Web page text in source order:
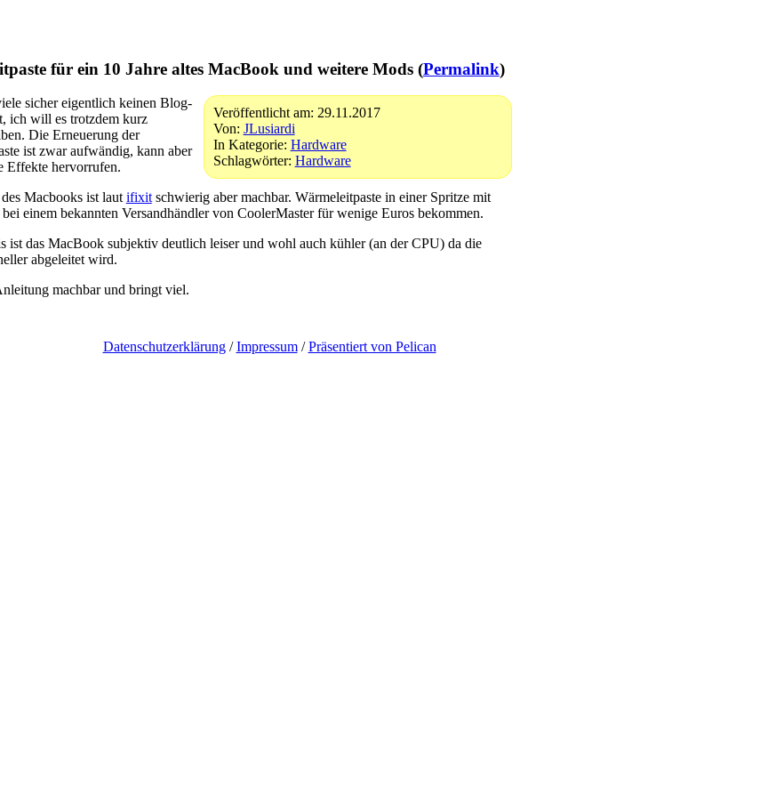
für ein 10 Jahre altes MacBook und weitere Mods (Permalink)
Veröffentlicht am: 29.11.2017
Von: JLusiardi
In Kategorie: Hardware
Schlagwörter: Hardware
sicher eigentlich keinen Blog-
ich will es trotzdem kurz
Die Erneuerung der
ist zwar aufwändig, kann aber
Effekte hervorrufen.
Macbooks ist lautifixitschwierig aber machbar. Wärmeleitpaste in einer Spritze mit
bei einem bekannten Versandhändler von CoolerMaster für wenige Euros bekommen.
ist das MacBook subjektiv deutlich leiser und wohl auch kühler (an der CPU) da die
abgeleitet wird.
machbar und bringt viel.
Datenschutzerklärung/Impressum/Präsentiert von Pelican